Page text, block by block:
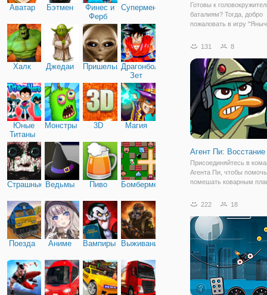
Аватар Бэтмен
Финес и
Ферб
Супермен
Халк Джедаи ПришельцыДрагонболл
Зет
Юные
Титаны
Монстры 3D Магия
Страшные Ведьмы Пиво Бомбермен
Поезда Аниме Вампиры Выживание
Готовы к
баталиям? Тогда, добро
пожаловать в игру
превратитесь в воина
выносливостью, силой и
стойкостью. Именно
составляли
131 8
Агент Пи:
Присоединяйтесь в
Агента Пи, чтобы
помешать коварным
Шпиона" - это
стрелялки в стиле
войн". По сюжетной
222 18